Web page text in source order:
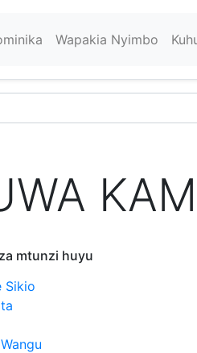
Wapakia Nyimbo
mtunzi huyu
Sikio